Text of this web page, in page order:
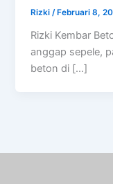
Rizki/ Februari 8,
Rizki Kembar
anggap sepele,
beton di […]